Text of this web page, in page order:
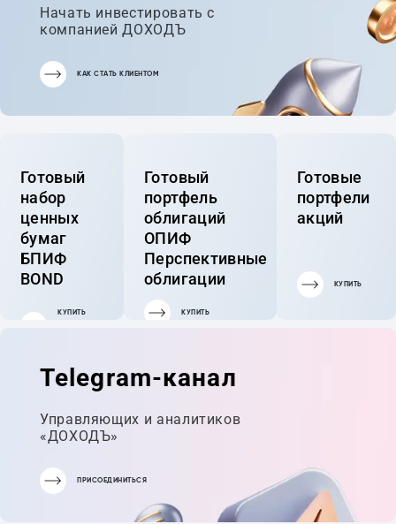
Начать инвестировать с
компанией ДОХОДЪ
КАК СТАТЬ КЛИЕНТОМ
Готовый
набор
ценных
бумаг
БПИФ
BOND
КУПИТЬ
Готовый
портфель
облигаций
ОПИФ
Перспективные
облигации
КУПИТЬ
Готовые
портфели
акций
КУПИТЬ
Telegram-канал
Управляющих и аналитиков
«ДОХОДЪ»
ПРИСОЕДИНИТЬСЯ